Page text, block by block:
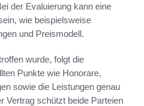
der Evaluierung kann eine
wie beispielsweise
und Preismodell.
wurde, folgt die
Punkte wie Honorare,
sowie die Leistungen genau
Vertrag schützt beide Parteien